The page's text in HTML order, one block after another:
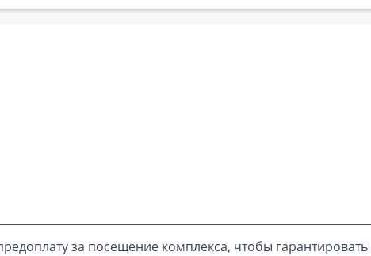
за посещение комплекса, чтобы